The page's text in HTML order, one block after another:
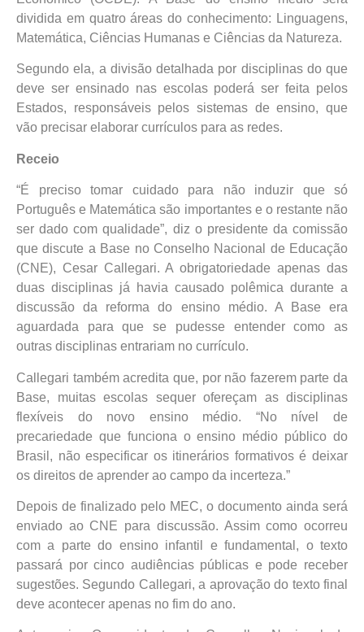
dividida em quatro áreas do conhecimento: Linguagens,
Matemática, Ciências Humanas e Ciências da Natureza.
Segundo ela, a divisão detalhada por disciplinas do que
deve ser ensinado nas escolas poderá ser feita pelos
Estados, responsáveis pelos sistemas de ensino, que
vão precisar elaborar currículos para as redes.
Receio
“É preciso tomar cuidado para não induzir que só
Português e Matemática são importantes e o restante não
ser dado com qualidade”, diz o presidente da comissão
que discute a Base no Conselho Nacional de Educação
(CNE), Cesar Callegari. A obrigatoriedade apenas das
duas disciplinas já havia causado polêmica durante a
discussão da reforma do ensino médio. A Base era
aguardada para que se pudesse entender como as
outras disciplinas entrariam no currículo.
Callegari também acredita que, por não fazerem parte da
Base, muitas escolas sequer ofereçam as disciplinas
flexíveis do novo ensino médio. “No nível de
precariedade que funciona o ensino médio público do
Brasil, não especificar os itinerários formativos é deixar
os direitos de aprender ao campo da incerteza.”
Depois de finalizado pelo MEC, o documento ainda será
enviado ao CNE para discussão. Assim como ocorreu
com a parte do ensino infantil e fundamental, o texto
passará por cinco audiências públicas e pode receber
sugestões. Segundo Callegari, a aprovação do texto final
deve acontecer apenas no fim do ano.